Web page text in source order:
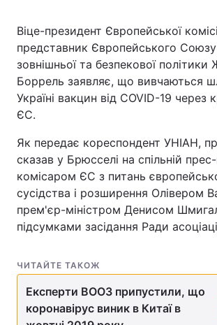
Віце-президент Європейської
представник Європейського Союзу
зовнішньої та безпекової політики
Боррель заявляє, що вивчаються
Україні вакцин від COVID-19 через
ЄС.
Як передає кореспондент УНІАН,
сказав у Брюсселі на спільній
комісаром ЄС з питань
сусідства і розширення Олівером
прем'єр-міністром Денисом
підсумками засідання Ради
ЧИТАЙТЕ ТАКОЖ
Експерти ВООЗ припустили, що
коронавірус виник в Китаї в